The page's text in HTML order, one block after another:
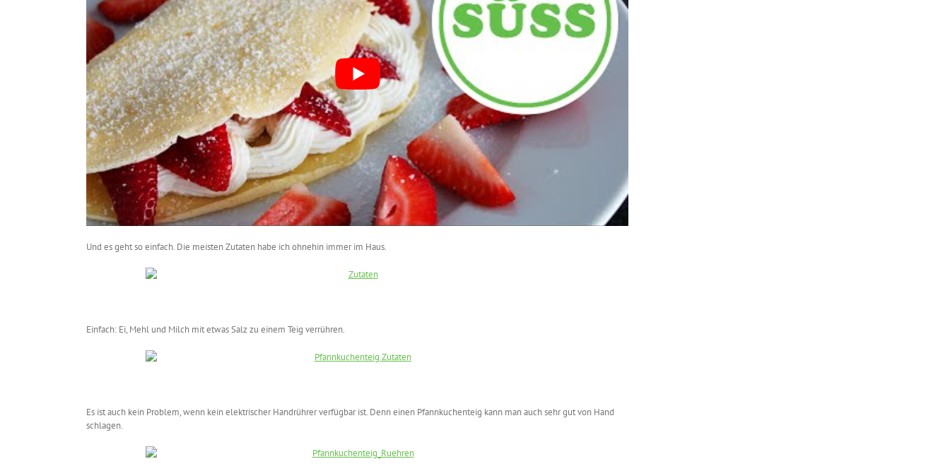
Und es geht so einfach. Die meisten Zutaten habe ich ohnehin immer im Haus.
Einfach: Ei, Mehl und Milch mit etwas Salz zu einem Teig verrühren.
Es ist auch kein Problem, wenn kein elektrischer Handrührer verfügbar ist. Denn einen Pfannkuchenteig kann man auch sehr gut von Hand
schlagen.